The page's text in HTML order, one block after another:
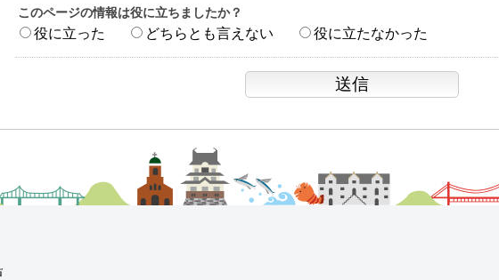
このページの情報は役に立ちましたか？
役に立った どちらとも言えない 役に立たなかった